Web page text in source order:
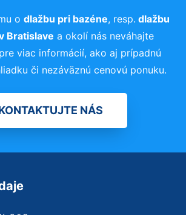
o dlažbu pri bazéne, resp. dlažbu
Bratislave a okolí nás neváhajte
viac informácií, ako aj prípadnú
či nezáväznú cenovú ponuku.
NÁS